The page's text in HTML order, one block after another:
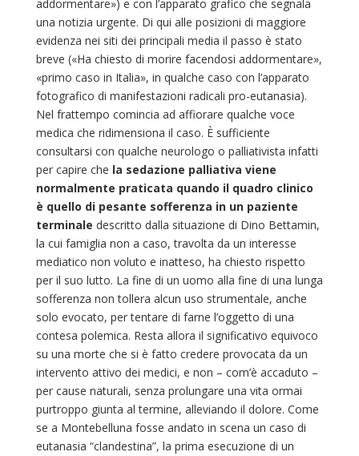
addormentare») e con l’apparato grafico che segnala
una notizia urgente. Di qui alle posizioni di maggiore
evidenza nei siti dei principali media il passo è stato
breve («Ha chiesto di morire facendosi addormentare»,
«primo caso in Italia», in qualche caso con l’apparato
fotografico di manifestazioni radicali pro-eutanasia).
Nel frattempo comincia ad affiorare qualche voce
medica che ridimensiona il caso. È sufficiente
consultarsi con qualche neurologo o palliativista infatti
per capire che la sedazione palliativa viene
normalmente praticata quando il quadro clinico
è quello di pesante sofferenza in un paziente
terminale descritto dalla situazione di Dino Bettamin,
la cui famiglia non a caso, travolta da un interesse
mediatico non voluto e inatteso, ha chiesto rispetto
per il suo lutto. La fine di un uomo alla fine di una lunga
sofferenza non tollera alcun uso strumentale, anche
solo evocato, per tentare di farne l’oggetto di una
contesa polemica. Resta allora il significativo equivoco
su una morte che si è fatto credere provocata da un
intervento attivo dei medici, e non – com’è accaduto –
per cause naturali, senza prolungare una vita ormai
purtroppo giunta al termine, alleviando il dolore. Come
se a Montebelluna fosse andato in scena un caso di
eutanasia “clandestina”, la prima esecuzione di un